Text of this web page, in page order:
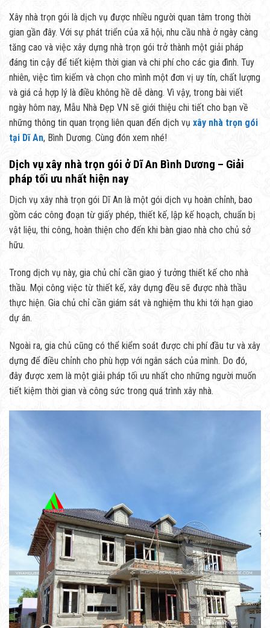
Xây nhà trọn gói là dịch vụ được nhiều người quan tâm trong thời
gian gần đây. Với sự phát triển của xã hội, nhu cầu nhà ở ngày càng
tăng cao và việc xây dựng nhà trọn gói trở thành một giải pháp
đáng tin cậy để tiết kiệm thời gian và chi phí cho các gia đình. Tuy
nhiên, việc tìm kiếm và chọn cho mình một đơn vị uy tín, chất lượng
và giá cả hợp lý là điều không hề dễ dàng. Vì vậy, trong bài viết
ngày hôm nay, Mẫu Nhà Đẹp VN sẽ giới thiệu chi tiết cho bạn về
những thông tin quan trọng liên quan đến dịch vụ xây nhà trọn gói
tại Dĩ An, Bình Dương. Cùng đón xem nhé!
Dịch vụ xây nhà trọn gói ở Dĩ An Bình Dương – Giải
pháp tối ưu nhất hiện nay
Dịch vụ xây nhà trọn gói Dĩ An là một gói dịch vụ hoàn chỉnh, bao
gồm các công đoạn từ giấy phép, thiết kế, lập kế hoạch, chuẩn bị
vật liệu, thi công, hoàn thiện cho đến khi bàn giao nhà cho chủ sở
hữu.
Trong dịch vụ này, gia chủ chỉ cần giao ý tưởng thiết kế cho nhà
thầu. Mọi công việc từ thiết kế, xây dựng đều sẽ được nhà thầu
thực hiện. Gia chủ chỉ cần giám sát và nghiệm thu khi tới hạn giao
dự án.
Ngoài ra, gia chủ cũng có thể kiểm soát được chi phí đầu tư và xây
dựng để điều chỉnh cho phù hợp với ngân sách của mình. Do đó,
đây được xem là một giải pháp tối ưu nhất cho những người muốn
tiết kiệm thời gian và công sức trong quá trình xây nhà.